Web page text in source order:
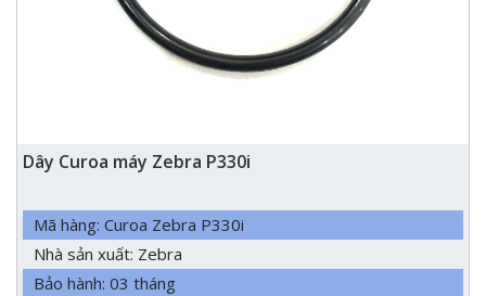
Dây Curoa máy Zebra P330i
Mã hàng: Curoa Zebra P330i
Nhà sản xuất: Zebra
Bảo hành: 03 tháng